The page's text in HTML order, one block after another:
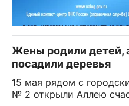
Жены родили детей,
посадили деревья
15 мая рядом с
№ 2 открыли Аллею